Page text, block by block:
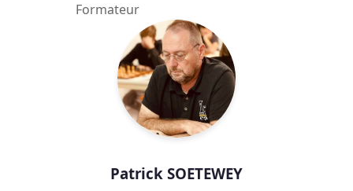
Formateur
Patrick SOETEWEY